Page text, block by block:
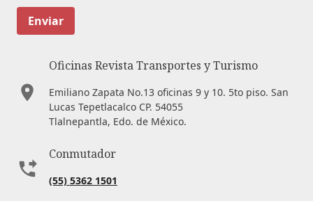
Enviar
Oficinas Revista Transportes y Turismo
Emiliano Zapata No.13 oficinas 9 y 10. 5to piso. San
Lucas Tepetlacalco CP. 54055
Tlalnepantla, Edo. de México.
Conmutador
(55) 5362 1501